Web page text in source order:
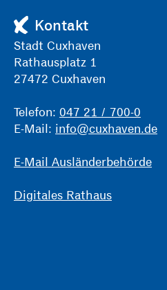
Kontakt
Stadt Cuxhaven
Rathausplatz 1
27472 Cuxhaven
Telefon: 047 21 / 700-0
E-Mail: info@cuxhaven.de
E-Mail Ausländerbehörde
Digitales Rathaus